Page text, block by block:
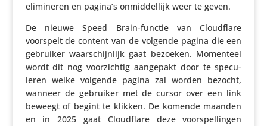
elimi­neren en pagina’s onmid­del­lijk weer te geven.
De nieuwe Speed Brain-functie van Cloud­flare
voorspelt de content van de volgende pagina die een
gebruiker waar­schijn­lijk gaat bezoeken. Momenteel
wordt dit nog voor­zichtig aangepakt door te specu­
leren welke volgende pagina zal worden bezocht,
wanneer de gebruiker met de cursor over een link
beweegt of begint te klikken. De komende maanden
en in 2025 gaat Cloud­flare deze voor­spel­lingen